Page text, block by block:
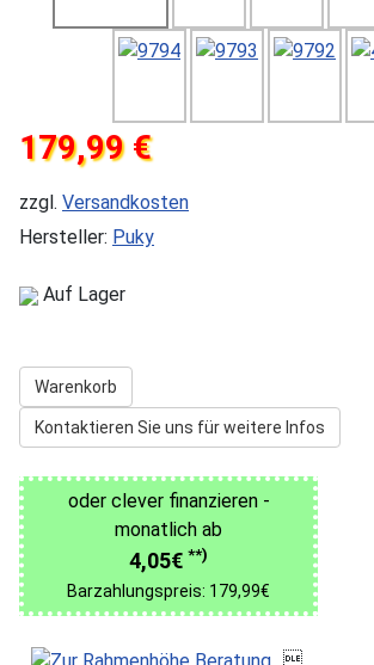
179,99 €
zzgl. Versandkosten
Hersteller: Puky
Auf Lager
Warenkorb
Kontaktieren Sie uns für weitere Infos
oder clever finanzieren -
monatlich ab
4,05€ **)
Barzahlungspreis: 179,99€
